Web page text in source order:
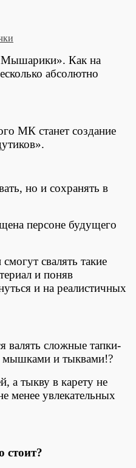
Как на
абсолютно
МК станет создание
но и сохранять в
персоне будущего
свалять такие
и поняв
и на реалистичных
валять сложные тапки-
мышками и тыквами!?
а тыкву в карету не
менее увлекательных
стоит?